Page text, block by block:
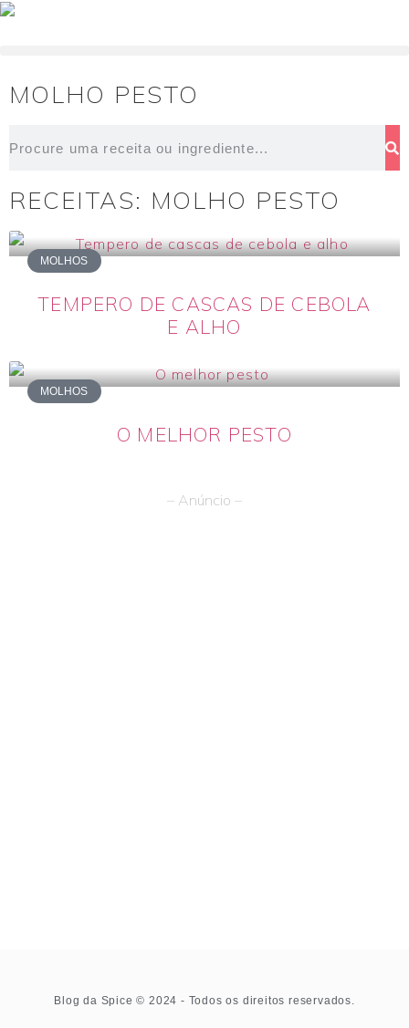
MOLHO PESTO
RECEITAS: MOLHO PESTO
MOLHOS
TEMPERO DE CASCAS DE CEBOLA
E ALHO
MOLHOS
O MELHOR PESTO
– Anúncio –
Blog da Spice © 2024 - Todos os direitos reservados.